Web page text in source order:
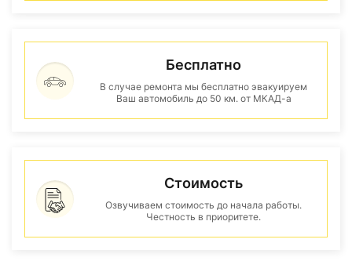
Бесплатно
В случае ремонта мы бесплатно эвакуируем
Ваш автомобиль до 50 км. от МКАД-а
Стоимость
Озвучиваем стоимость до начала работы.
Честность в приоритете.